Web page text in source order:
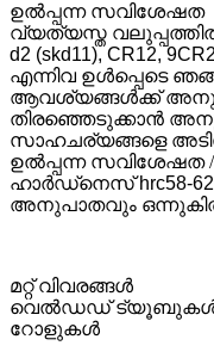
ഉൽപ്പന്ന സവിശേഷത
വ്യത്യസ്ത
d2 (skd11), CR12,
എന്നിവ ഉൾപ്പെടെ
ആവശ്യങ്ങൾക്ക്
തിരഞ്ഞെടുക്കാൻ
സാഹചര്യങ്ങളെ
ഉൽപ്പന്ന
ഹാർഡ്നെസ് hrc58-
അനുപാതവും
മറ്റ് വിവരങ്ങൾ
വെൽഡഡ്
റോളുകൾ